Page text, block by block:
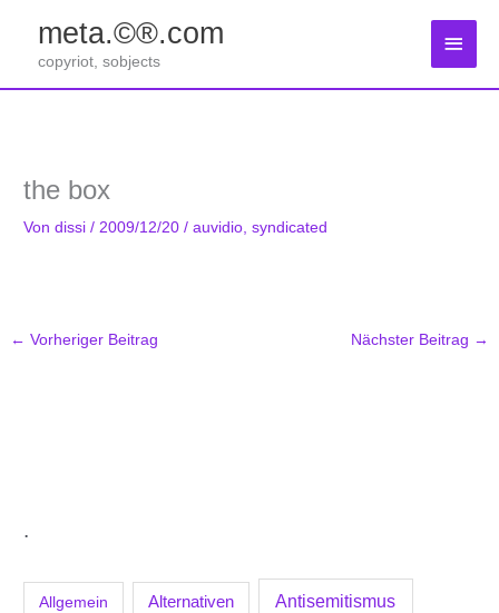
springen
meta.©®.com
copyriot, sobjects
.
Allgemein Alternativen Antisemitismus
the box
Vondissi/ 2009/12/20/auvidio ,syndicated
← Vorheriger Beitrag Nächster Beitrag →